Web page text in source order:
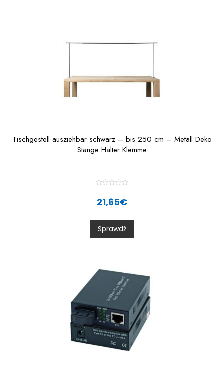
Tischgestell ausziehbar schwarz – bis 250 cm – Metall Deko
Stange Halter Klemme
0
o
u
t
21,65€
Sprawdź